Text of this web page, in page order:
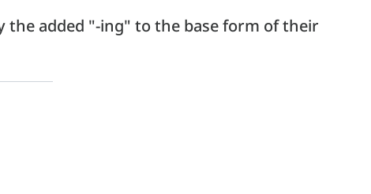
the added "-ing" to the base form of their